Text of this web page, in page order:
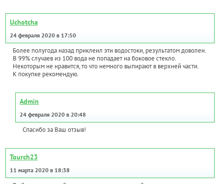
Uchotcha
24 февраля 2020 в 17:50
Более полугода назад приклеил эти водостоки, результатом доволен.
В 99% случаев из 100 вода не попадает на боковое стекло.
Некоторым не нравится, то что немного выпирают в верхней части.
К покупке рекомендую.
Admin
24 февраля 2020 в 20:48
Спасибо за Ваш отзыв!
Tourch23
11 марта 2020 в 18:38